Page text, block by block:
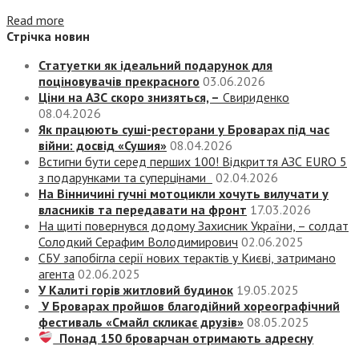
Read more
Стрічка новин
Статуетки як ідеальний подарунок для
поціновувачів прекрасного 03.06.2026
Ціни на АЗС скоро знизяться, – Свириденко
08.04.2026
Як працюють суші-ресторани у Броварах під час
війни: досвід «Сушия» 08.04.2026
Встигни бути серед перших 100! Відкриття АЗС EURO 5
з подарунками та суперцінами
02.04.2026
На Вінничині гучні мотоцикли хочуть вилучати у
власників та передавати на фронт 17.03.2026
На щиті повернувся додому Захисник України, – солдат
Солодкий Серафим Володимирович 02.06.2025
СБУ запобігла серії нових терактів у Києві, затримано
агента 02.06.2025
У Калиті горів житловий будинок 19.05.2025
У Броварах пройшов благодійний хореографічний
фестиваль «Смайл скликає друзів» 08.05.2025
Понад 150 броварчан отримають адресну